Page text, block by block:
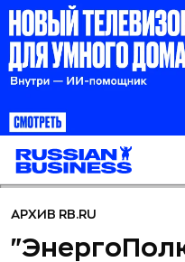
АРХИВ RB.RU